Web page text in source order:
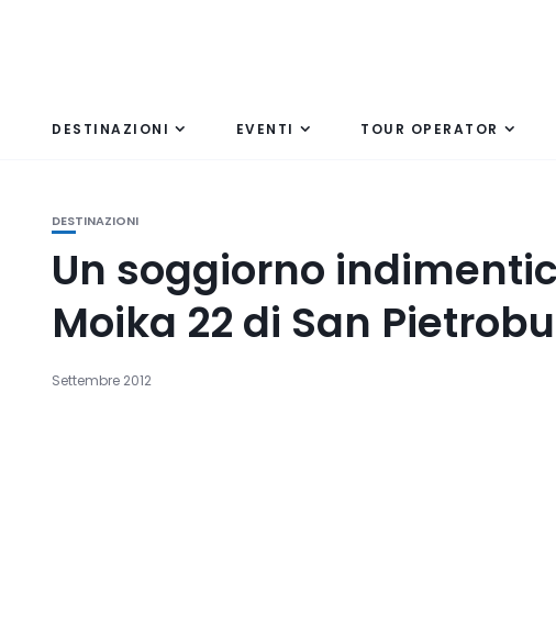
DESTINAZIONI EVENTI TOUR OPERATOR
DESTINAZIONI
Un soggiorno
Moika 22 di San
Settembre 2012